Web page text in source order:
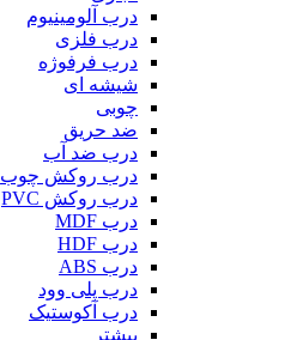
درب آلومینیوم
درب فلزی
درب فرفوژه
شیشه ای
چوبی
ضد حریق
درب ضد آب
درب روکش چوب
درب روکش PVC
درب MDF
درب HDF
درب ABS
درب پلی وود
درب آکوستیک
بیشتر